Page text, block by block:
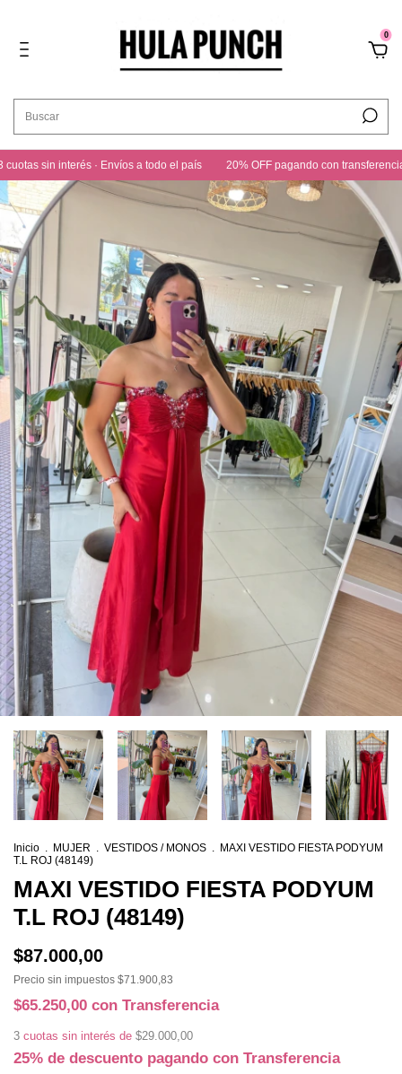
0
sin interés · Envíos a todo el país 20% OFF pagando con transferencia
Inicio . MUJER . VESTIDOS / MONOS . MAXI VESTIDO FIESTA PODYUM
T.L ROJ (48149)
MAXI VESTIDO FIESTA PODYUM
T.L ROJ (48149)
$87.000,00
Precio sin impuestos $71.900,83
$65.250,00 con Transferencia
3 cuotas sin interés de $29.000,00
25% de descuento pagando con Transferencia